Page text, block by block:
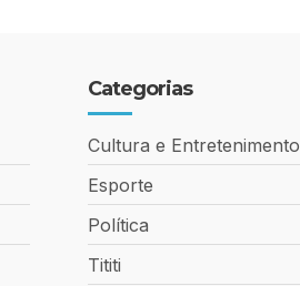
Categorias
Cultura e Entretenimento
Esporte
Política
Tititi